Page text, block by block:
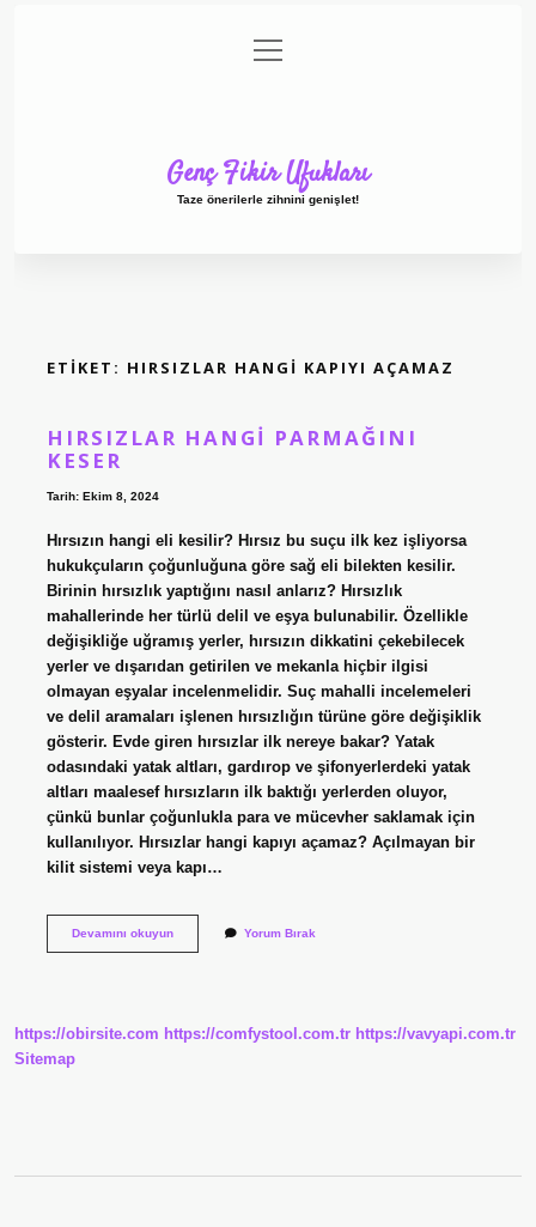
Gizlilik Politikası
menüyü
aç
Genç Fikir Ufukları
Taze önerilerle zihnini genişlet!
ETIKET: HIRSIZLAR HANGI KAPIYI AÇAMAZ
HIRSIZLAR HANGI PARMAĞINI
KESER
Tarih: Ekim 8, 2024
Hırsızın hangi eli kesilir? Hırsız bu suçu ilk kez işliyorsa
hukukçuların çoğunluğuna göre sağ eli bilekten kesilir.
Birinin hırsızlık yaptığını nasıl anlarız? Hırsızlık
mahallerinde her türlü delil ve eşya bulunabilir. Özellikle
değişikliğe uğramış yerler, hırsızın dikkatini çekebilecek
yerler ve dışarıdan getirilen ve mekanla hiçbir ilgisi
olmayan eşyalar incelenmelidir. Suç mahalli incelemeleri
ve delil aramaları işlenen hırsızlığın türüne göre değişiklik
gösterir. Evde giren hırsızlar ilk nereye bakar? Yatak
odasındaki yatak altları, gardırop ve şifonyerlerdeki yatak
altları maalesef hırsızların ilk baktığı yerlerden oluyor,
çünkü bunlar çoğunlukla para ve mücevher saklamak için
kullanılıyor. Hırsızlar hangi kapıyı açamaz? Açılmayan bir
kilit sistemi veya kapı…
Devamını okuyunHırsızlar
Yorum Bırak
https://obirsite.com https://comfystool.com.tr https://vavyapi.com.tr
Sitemap